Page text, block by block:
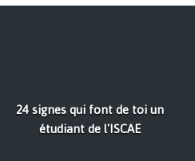
24 signes qui font de toi un
étudiant de l'ISCAE